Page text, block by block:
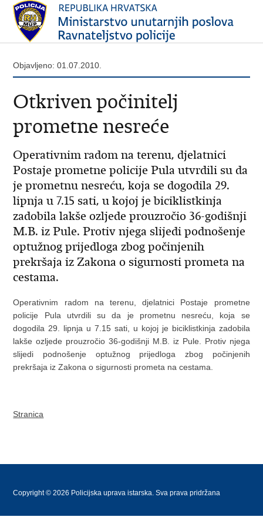
Objavljeno: 01.07.2010.
Otkriven počinitelj
prometne nesreće
Operativnim radom na terenu, djelatnici
Postaje prometne policije Pula utvrdili su da
je prometnu nesreću, koja se dogodila 29.
lipnja u 7.15 sati, u kojoj je biciklistkinja
zadobila lakše ozljede prouzročio 36-godišnji
M.B. iz Pule. Protiv njega slijedi podnošenje
optužnog prijedloga zbog počinjenih
prekršaja iz Zakona o sigurnosti prometa na
cestama.
Operativnim radom na terenu, djelatnici Postaje prometne
policije Pula utvrdili su da je prometnu nesreću, koja se
dogodila 29. lipnja u 7.15 sati, u kojoj je biciklistkinja zadobila
lakše ozljede prouzročio 36-godišnji M.B. iz Pule. Protiv njega
slijedi podnošenje optužnog prijedloga zbog počinjenih
prekršaja iz Zakona o sigurnosti prometa na cestama.
Stranica
Copyright © 2026 Policijska uprava istarska. Sva prava pridržana